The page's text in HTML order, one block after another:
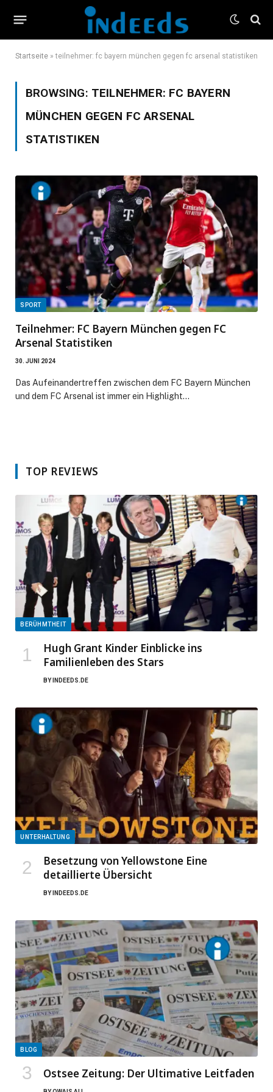
Startseite »teilnehmer: fc bayern münchen gegen fc arsenal statistiken
BROWSING: TEILNEHMER: FC BAYERN
MÜNCHEN GEGEN FC ARSENAL
STATISTIKEN
SPORT
Teilnehmer: FC Bayern München gegen FC
Arsenal Statistiken
30. JUNI 2024
Das Aufeinandertreffen zwischen dem FC Bayern München
und dem FC Arsenal ist immer ein Highlight…
TOP REVIEWS
BERÜHMTHEIT
Hugh Grant Kinder Einblicke ins
Familienleben des Stars
BY INDEEDS.DE
UNTERHALTUNG
Besetzung von Yellowstone Eine
detaillierte Übersicht
BY INDEEDS.DE
BLOG
Ostsee Zeitung: Der Ultimative Leitfaden